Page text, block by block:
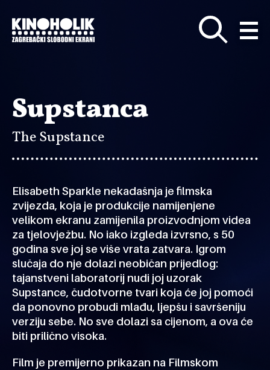
glavni
sadržaj
Supstanca
The Supstance
Elisabeth Sparkle nekadašnja je filmska
zvijezda, koja je produkcije namijenjene
velikom ekranu zamijenila proizvodnjom videa
za tjelovježbu. No iako izgleda izvrsno, s 50
godina sve joj se više vrata zatvara. Igrom
slučaja do nje dolazi neobičan prijedlog:
tajanstveni laboratorij nudi joj uzorak
Supstance, čudotvorne tvari koja će joj pomoći
da ponovno probudi mlađu, ljepšu i savršeniju
verziju sebe. No sve dolazi sa cijenom, a ova će
biti prilično visoka.
Film je premijerno prikazan na Filmskom